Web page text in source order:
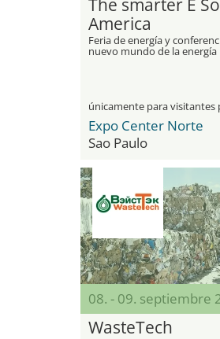
The smarter E
America
Feria de energía y
nuevo mundo de la energía
Expo Center Norte
Sao Paulo
08. - 09. septiembre
WasteTech